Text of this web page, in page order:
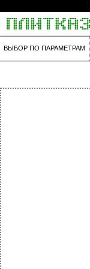
ВЫБОР ПО ПАРАМЕТРАМ